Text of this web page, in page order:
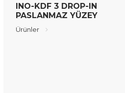
INO-KDF 3 DROP-IN
PASLANMAZ YÜZEY
Ürünler